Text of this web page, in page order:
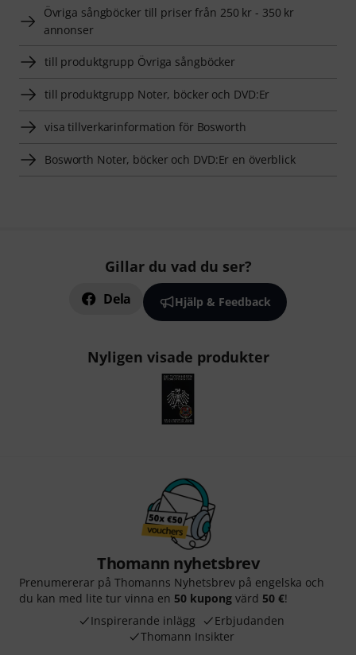
Övriga sångböcker till priser från 250 kr - 350 kr
annonser
till produktgrupp Övriga sångböcker
till produktgrupp Noter, böcker och DVD:Er
visa tillverkarinformation för Bosworth
Bosworth Noter, böcker och DVD:Er en överblick
Gillar du vad du ser?
Dela Hjälp & Feedback
Nyligen visade produkter
Thomann nyhetsbrev
Prenumererar på Thomanns Nyhetsbrev på engelska och
du kan med lite tur vinna en 50 kupong värd 50 €!
Inspirerande inlägg
Erbjudanden
Thomann Insikter